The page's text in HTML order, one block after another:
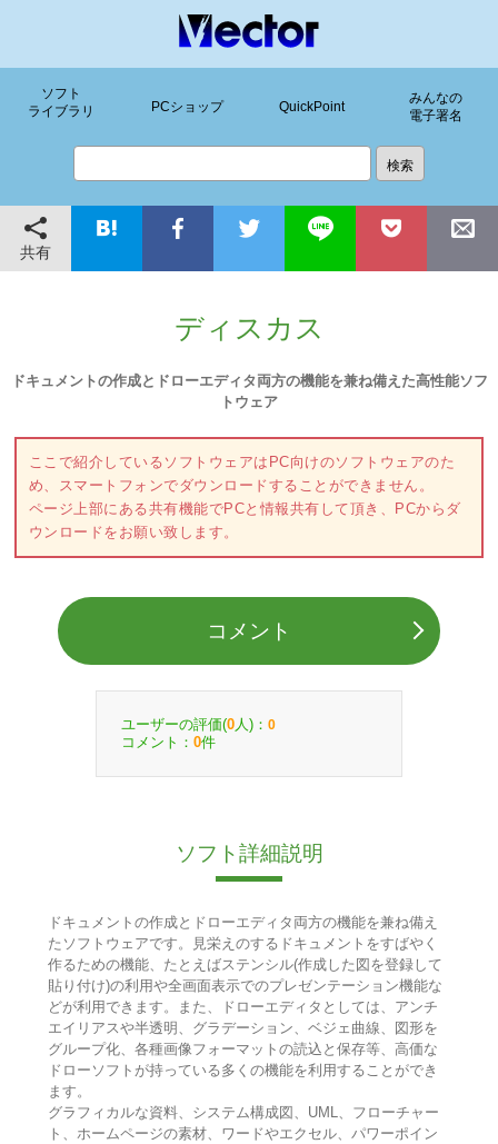
ソフト
ライブラリ
PCショップ QuickPoint
みんなの
電子署名
共有
ディスカス
ドキュメントの作成とドローエディタ両方の機能を兼ね備えた高性能ソフ
トウェア
ここで紹介しているソフトウェアはPC向けのソフトウェアのた
め、スマートフォンでダウンロードすることができません。
ページ上部にある共有機能でPCと情報共有して頂き、PCからダ
ウンロードをお願い致します。
コメント
ユーザーの評価(0 人)： 0
コメント： 0件
ソフト詳細説明
ドキュメントの作成とドローエディタ両方の機能を兼ね備え
たソフトウェアです。見栄えのするドキュメントをすばやく
作るための機能、たとえばステンシル(作成した図を登録して
貼り付け)の利用や全画面表示でのプレゼンテーション機能な
どが利用できます。また、ドローエディタとしては、アンチ
エイリアスや半透明、グラデーション、ベジェ曲線、図形を
グループ化、各種画像フォーマットの読込と保存等、高価な
ドローソフトが持っている多くの機能を利用することができ
ます。
グラフィカルな資料、システム構成図、UML、フローチャー
ト、ホームページの素材、ワードやエクセル、パワーポイン